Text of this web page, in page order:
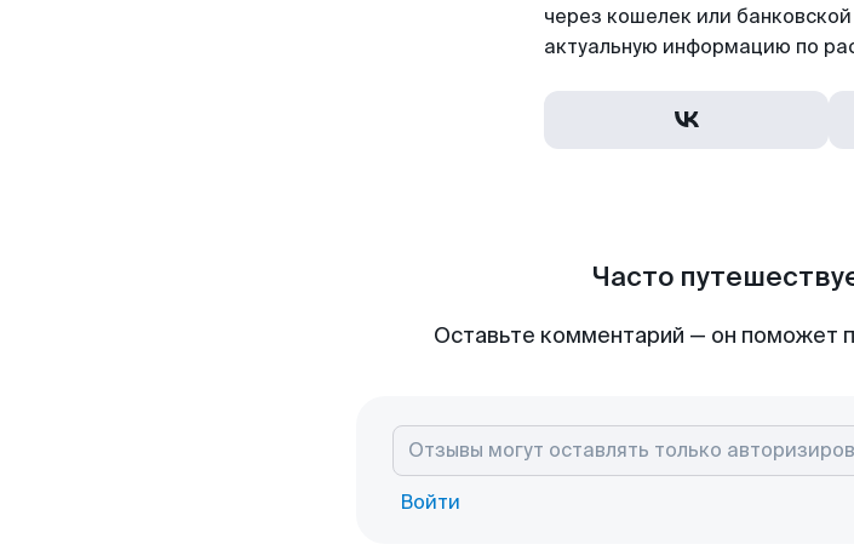
через кошелек или
актуальную информацию по
Часто
Оставьте комментарий — он поможет
Войти